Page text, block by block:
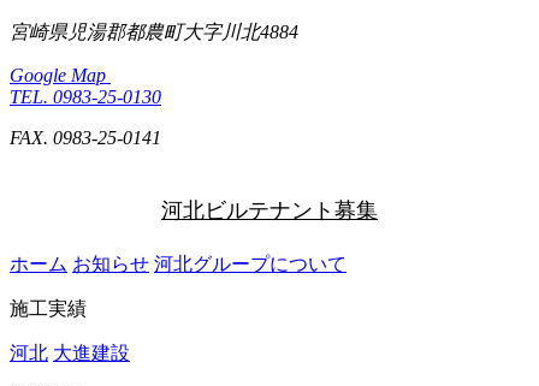
宮崎県児湯郡都農町大字川北4884
Google Map
TEL. 0983-25-0130
FAX. 0983-25-0141
河北ビルテナント募集
ホーム お知らせ 河北グループについて
施工実績
河北 大進建設